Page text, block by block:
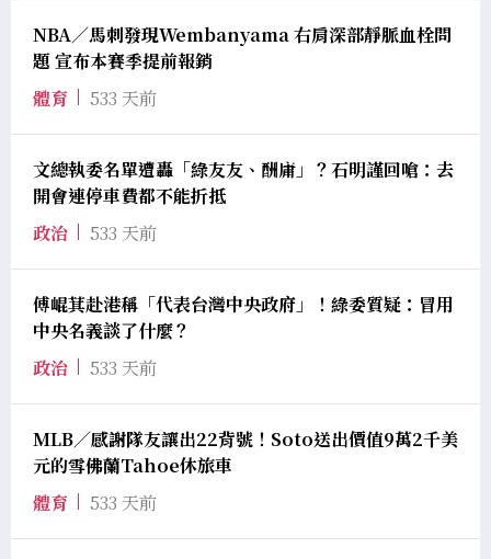
NBA／馬刺發現Wembanyama 右肩深部靜脈血栓問
題 宣布本賽季提前報銷
體育
533 天前
文總執委名單遭轟「綠友友、酬庸」？石明謹回嗆：去
開會連停車費都不能折抵
政治
533 天前
傅崐萁赴港稱「代表台灣中央政府」！綠委質疑：冒用
中央名義談了什麼？
政治
533 天前
MLB／感謝隊友讓出22背號！Soto送出價值9萬2千美
元的雪佛蘭Tahoe休旅車
體育
533 天前